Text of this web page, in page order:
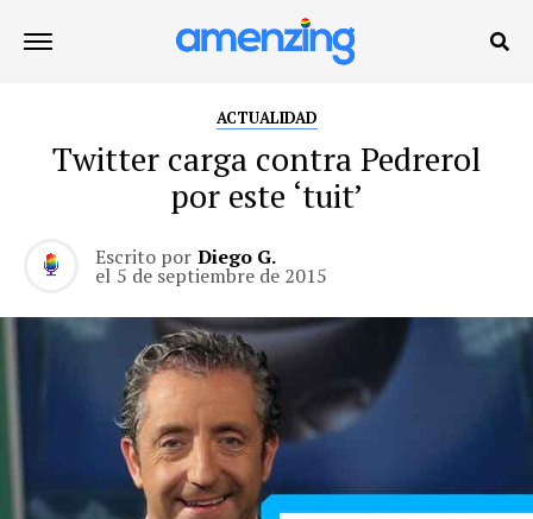
ACTUALIDAD
Twitter carga contra Pedrerol
por este ‘tuit’
Escrito por Diego G.
el 5 de septiembre de 2015